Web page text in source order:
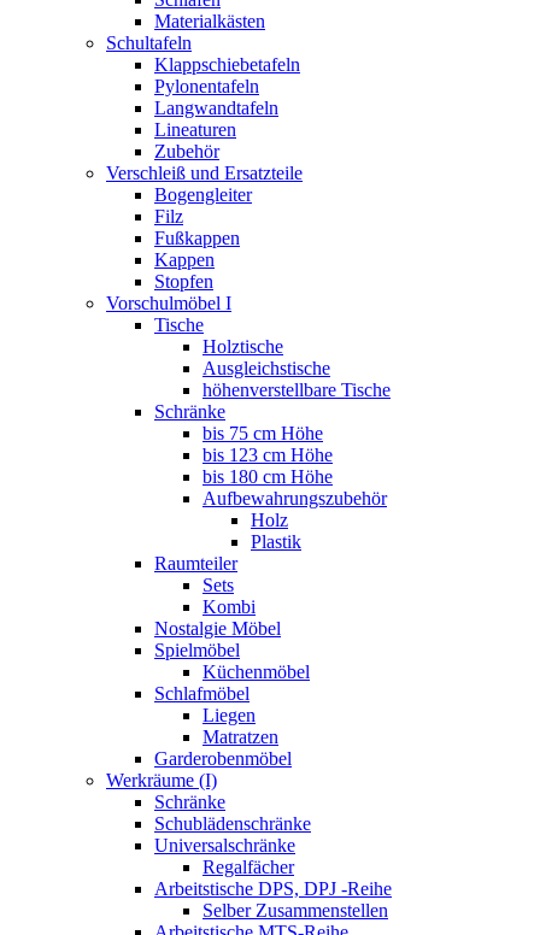
Materialkästen
Schultafeln
Klappschiebetafeln
Pylonentafeln
Langwandtafeln
Lineaturen
Zubehör
Verschleiß und Ersatzteile
Bogengleiter
Filz
Fußkappen
Kappen
Stopfen
Vorschulmöbel I
Tische
Holztische
Ausgleichstische
höhenverstellbare Tische
Schränke
bis 75 cm Höhe
bis 123 cm Höhe
bis 180 cm Höhe
Aufbewahrungszubehör
Holz
Plastik
Raumteiler
Sets
Kombi
Nostalgie Möbel
Spielmöbel
Küchenmöbel
Schlafmöbel
Liegen
Matratzen
Garderobenmöbel
Werkräume (I)
Schränke
Schublädenschränke
Universalschränke
Regalfächer
Arbeitstische DPS, DPJ -Reihe
Selber Zusammenstellen